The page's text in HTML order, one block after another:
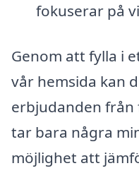
fokuserar på
Genom att fylla i
vår hemsida kan
erbjudanden
tar bara några
möjlighet att